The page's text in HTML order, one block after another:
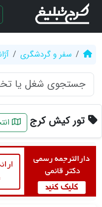
سفر و گردشگری
تور کیش کرج